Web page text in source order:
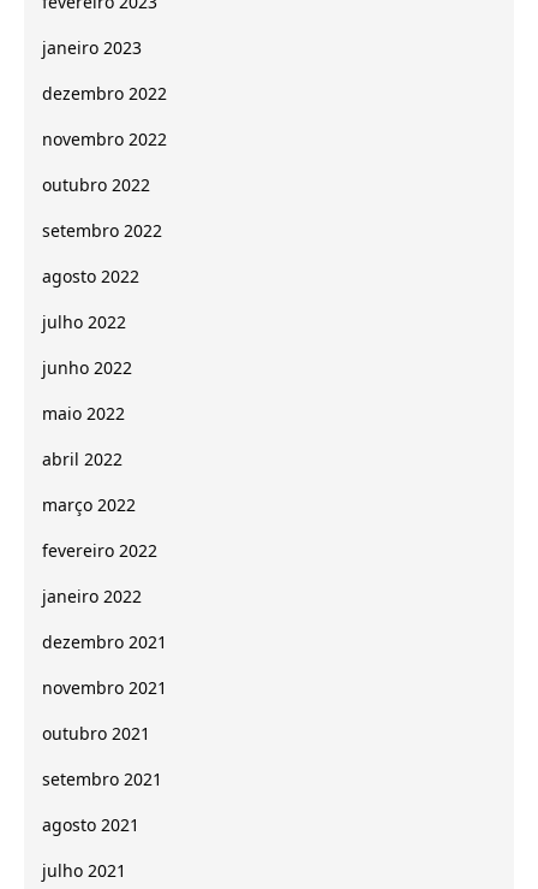
janeiro 2023
dezembro 2022
novembro 2022
outubro 2022
setembro 2022
agosto 2022
julho 2022
junho 2022
maio 2022
abril 2022
março 2022
fevereiro 2022
janeiro 2022
dezembro 2021
novembro 2021
outubro 2021
setembro 2021
agosto 2021
julho 2021